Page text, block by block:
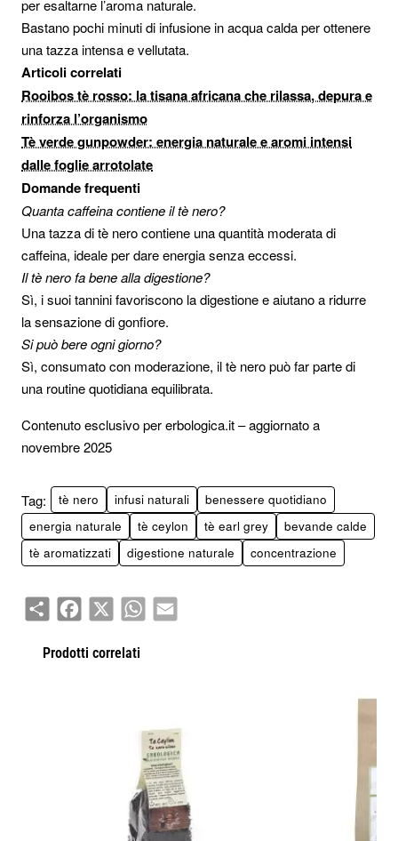
per esaltarne l’aroma naturale.
Bastano pochi minuti di infusione in acqua calda per ottenere
una tazza intensa e vellutata.
Articoli correlati
Rooibos tè rosso: la tisana africana che rilassa, depura e
rinforza l’organismo
Tè verde gunpowder: energia naturale e aromi intensi
dalle foglie arrotolate
Domande frequenti
Quanta caffeina contiene il tè nero?
Una tazza di tè nero contiene una quantità moderata di
caffeina, ideale per dare energia senza eccessi.
Il tè nero fa bene alla digestione?
Sì, i suoi tannini favoriscono la digestione e aiutano a ridurre
la sensazione di gonfiore.
Si può bere ogni giorno?
Sì, consumato con moderazione, il tè nero può far parte di
una routine quotidiana equilibrata.
Contenuto esclusivo per erbologica.it – aggiornato a
novembre 2025
Tag: tè nero infusi naturali
benessere quotidiano
energia naturale
tè ceylon tè earl grey
bevande calde
tè aromatizzati
digestione naturale concentrazione
ShareFacebook
X WhatsAppEmail
Prodotti correlati